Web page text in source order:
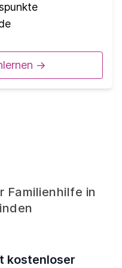
->
Familienhilfe in
kostenloser